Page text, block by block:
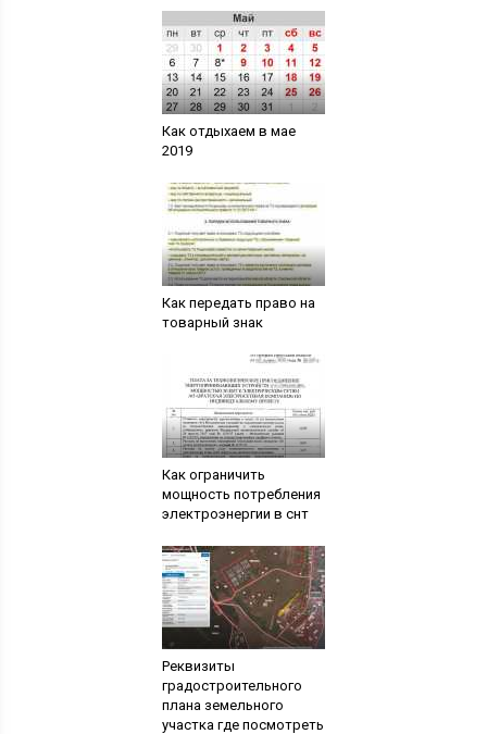
Как отдыхаем в мае
2019
Как передать право на
товарный знак
Как ограничить
мощность потребления
электроэнергии в снт
Реквизиты
градостроительного
плана земельного
участка где посмотреть